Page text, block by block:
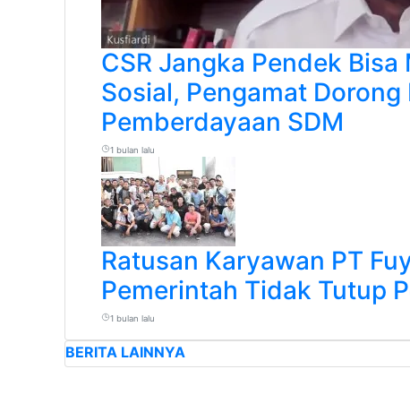
CSR Jangka Pendek
Sosial, Pengamat
Pemberdayaan SDM
1 bulan lalu
Ratusan Karyawan PT
Pemerintah Tidak Tutup
1 bulan lalu
BERITA LAINNYA